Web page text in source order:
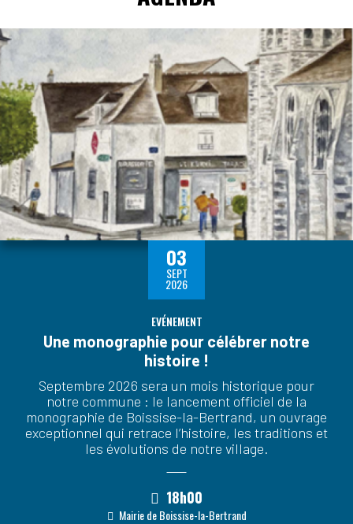
03
SEPT
2026
EVÉNEMENT
Une monographie pour célébrer notre
histoire !
Septembre 2026 sera un mois historique pour
notre commune : le lancement officiel de la
monographie de Boissise-la-Bertrand, un ouvrage
exceptionnel qui retrace l’histoire, les traditions et
les évolutions de notre village.
18h00
Mairie de Boissise-la-Bertrand